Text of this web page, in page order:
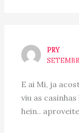
PRY
E ai Mi, ja
viu as
hein..